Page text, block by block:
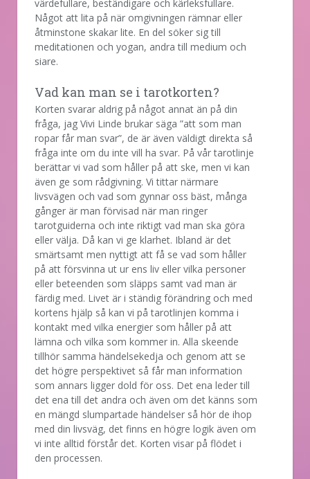
värdefullare, beständigare och kärleksfullare.
Något att lita på när omgivningen rämnar eller
åtminstone skakar lite. En del söker sig till
meditationen och yogan, andra till medium och
siare.
Vad kan man se i tarotkorten?
Korten svarar aldrig på något annat än på din
fråga, jag Vivi Linde brukar säga ”att som man
ropar får man svar”, de är även väldigt direkta så
fråga inte om du inte vill ha svar. På vår tarotlinje
berättar vi vad som håller på att ske, men vi kan
även ge som rådgivning. Vi tittar närmare
livsvägen och vad som gynnar oss bäst, många
gånger är man förvisad när man ringer
tarotguiderna och inte riktigt vad man ska göra
eller välja. Då kan vi ge klarhet. Ibland är det
smärtsamt men nyttigt att få se vad som håller
på att försvinna ut ur ens liv eller vilka personer
eller beteenden som släpps samt vad man är
färdig med. Livet är i ständig förändring och med
kortens hjälp så kan vi på tarotlinjen komma i
kontakt med vilka energier som håller på att
lämna och vilka som kommer in. Alla skeende
tillhör samma händelsekedja och genom att se
det högre perspektivet så får man information
som annars ligger dold för oss. Det ena leder till
det ena till det andra och även om det känns som
en mängd slumpartade händelser så hör de ihop
med din livsväg, det finns en högre logik även om
vi inte alltid förstår det. Korten visar på flödet i
den processen.